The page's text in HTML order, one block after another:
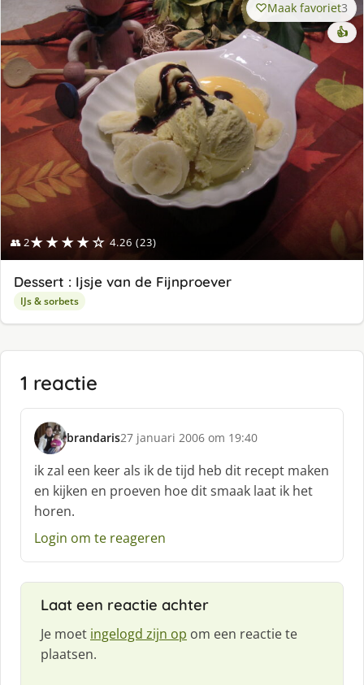
👥 2★★★★☆ 4.26 (23)
Maak favoriet3
👍
Dessert : Ijsje van de Fijnproever
IJs & sorbets
1 reactie
brandaris
s
c
h
r
e
e
f
:
27 januari 2006 om 19:40
ik zal een keer als ik de tijd heb dit recept maken
en kijken en proeven hoe dit smaak laat ik het
horen.
Login om te reageren
Laat een reactie achter
Je moet ingelogd zijn op om een reactie te
plaatsen.